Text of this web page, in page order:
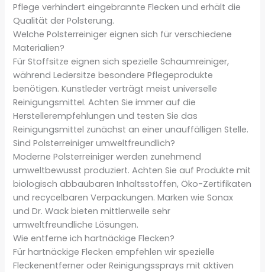
Pflege verhindert eingebrannte Flecken und erhält die
Qualität der Polsterung.
Welche Polsterreiniger eignen sich für verschiedene
Materialien?
Für Stoffsitze eignen sich spezielle Schaumreiniger,
während Ledersitze besondere Pflegeprodukte
benötigen. Kunstleder verträgt meist universelle
Reinigungsmittel. Achten Sie immer auf die
Herstellerempfehlungen und testen Sie das
Reinigungsmittel zunächst an einer unauffälligen Stelle.
Sind Polsterreiniger umweltfreundlich?
Moderne Polsterreiniger werden zunehmend
umweltbewusst produziert. Achten Sie auf Produkte mit
biologisch abbaubaren Inhaltsstoffen, Öko-Zertifikaten
und recycelbaren Verpackungen. Marken wie Sonax
und Dr. Wack bieten mittlerweile sehr
umweltfreundliche Lösungen.
Wie entferne ich hartnäckige Flecken?
Für hartnäckige Flecken empfehlen wir spezielle
Fleckenentferner oder Reinigungssprays mit aktiven